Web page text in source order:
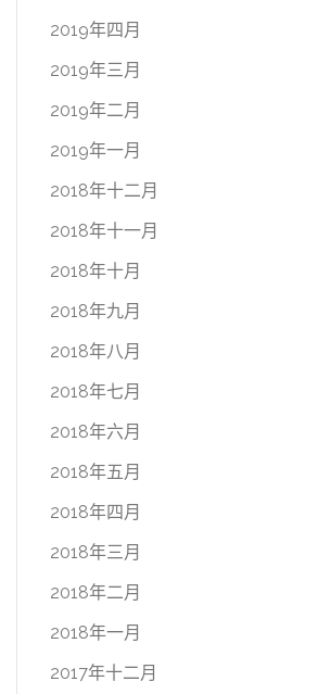
2019年四月
2019年三月
2019年二月
2019年一月
2018年十二月
2018年十一月
2018年十月
2018年九月
2018年八月
2018年七月
2018年六月
2018年五月
2018年四月
2018年三月
2018年二月
2018年一月
2017年十二月